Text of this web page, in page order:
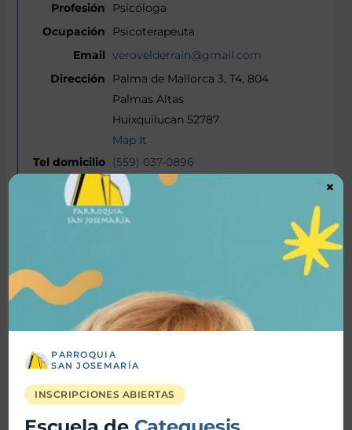
Psicóloga
Psicoterapeuta
verovelderrain@gmail.com
Palma de Mallorca 3, T4, 804
Palmas Altas
Huixquilucan 52787
Map It
(559) 037-0896
(552) 107-8131
Luis Miguel Prado Patiño
Banquero
whiteknightlm@hotmail.com
Isabel Prado Velderrain
PARROQUIA
SAN JOSEMARÍA
INSCRIPCIONES ABIERTAS
×